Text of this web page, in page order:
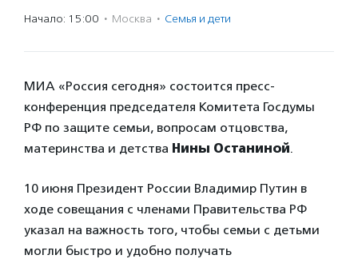
Начало: 15:00 · Москва · Семья и дети
МИА «Россия сегодня» состоится пресс-
конференция председателя Комитета Госдумы
РФ по защите семьи, вопросам отцовства,
материнства и детства Нины Останиной.
10 июня Президент России Владимир Путин в
ходе совещания с членами Правительства РФ
указал на важность того, чтобы семьи с детьми
могли быстро и удобно получать